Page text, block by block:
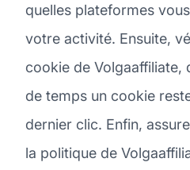
quelles plateformes
votre activité. Ensuite,
cookie de Volgaaffiliate,
de temps un cookie
dernier clic. Enfin,
la politique de